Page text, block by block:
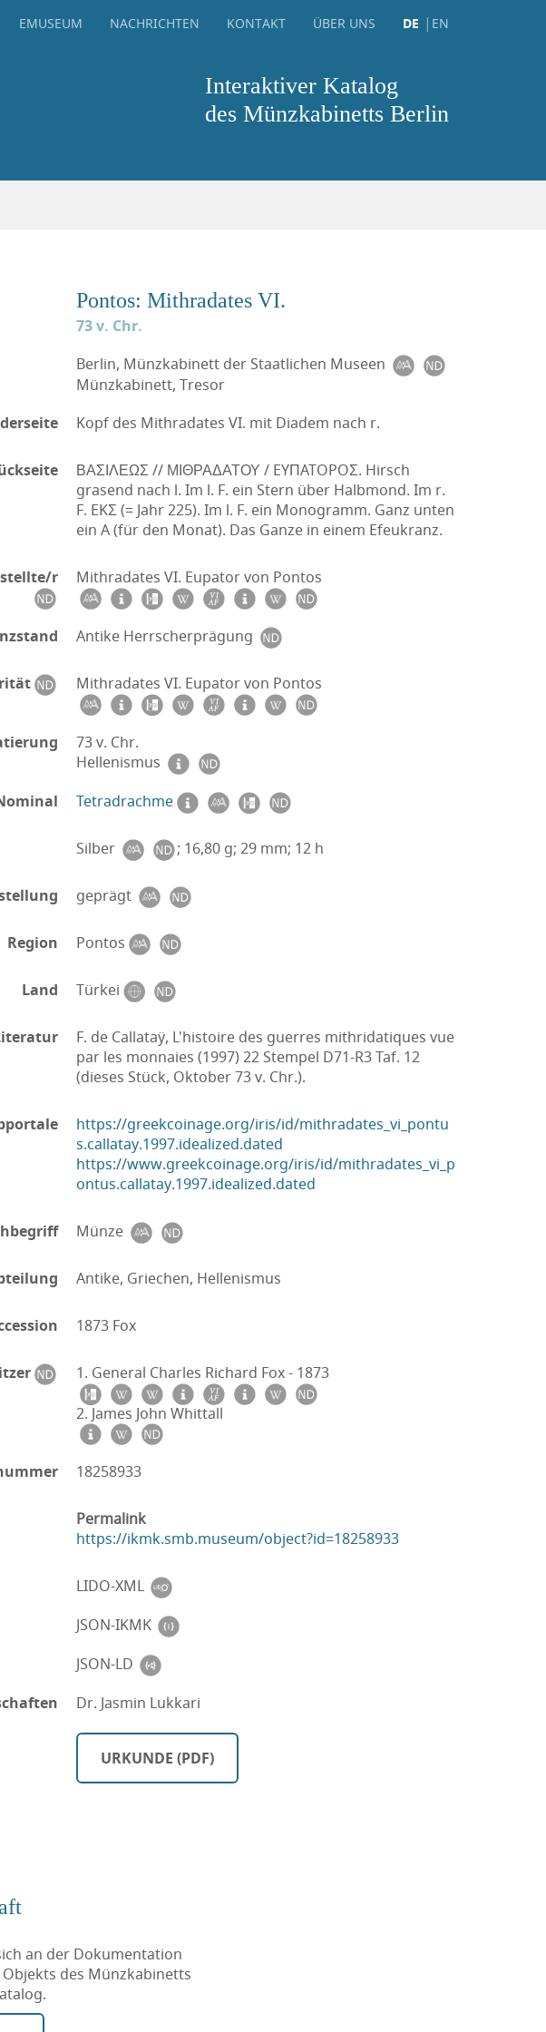
EMUSEUM NACHRICHTEN KONTAKT ÜBER UNS DE EN
Interaktiver Katalog
des Münzkabinetts Berlin
Pontos: Mithradates VI.
73 v. Chr.
Berlin, Münzkabinett der Staatlichen Museen
Münzkabinett, Tresor
Kopf des Mithradates VI. mit Diadem nach r.
ΒΑΣΙΛΕΩΣ // ΜΙΘΡΑΔΑΤΟΥ / EYΠATOPOΣ. Hirsch
grasend nach l. Im l. F. ein Stern über Halbmond. Im r.
F. EKΣ (= Jahr 225). Im l. F. ein Monogramm. Ganz unten
ein A (für den Monat). Das Ganze in einem Efeukranz.
r Mithradates VI. Eupator von Pontos
Antike Herrscherprägung
Mithradates VI. Eupator von Pontos
73 v. Chr.
Hellenismus
Tetradrachme
Silber ; 16,80 g; 29 mm; 12 h
geprägt
Region Pontos
Land Türkei
F. de Callataÿ, L'histoire des guerres mithridatiques vue
par les monnaies (1997) 22 Stempel D71-R3 Taf. 12
(dieses Stück, Oktober 73 v. Chr.).
https://greekcoinage.org/iris/id/mithradates_vi_pontu
s.callatay.1997.idealized.dated
https://www.greekcoinage.org/iris/id/mithradates_vi_p
ontus.callatay.1997.idealized.dated
Münze
Antike, Griechen, Hellenismus
1873 Fox
1. General Charles Richard Fox - 1873
2. James John Whittall
18258933
Permalink
https://ikmk.smb.museum/object?id=18258933
LIDO-XML
JSON-IKMK
JSON-LD
Dr. Jasmin Lukkari
URKUNDE (PDF)
an der Dokumentation
des Münzkabinetts